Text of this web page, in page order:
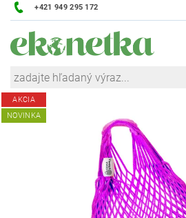
+421 949 295 172
AKCIA
NOVINKA